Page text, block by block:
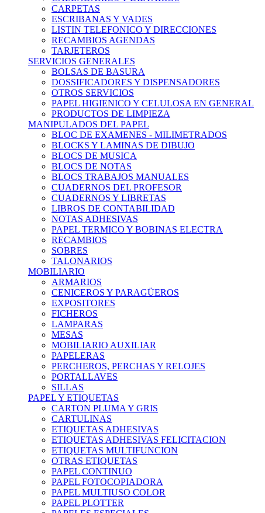
CARPETAS
ESCRIBANAS Y VADES
LISTIN TELEFONICO Y DIRECCIONES
RECAMBIOS AGENDAS
TARJETEROS
SERVICIOS GENERALES
BOLSAS DE BASURA
DOSSIFICADORES Y DISPENSADORES
OTROS SERVICIOS
PAPEL HIGIENICO Y CELULOSA EN GENERAL
PRODUCTOS DE LIMPIEZA
MANIPULADOS DEL PAPEL
BLOC DE EXAMENES - MILIMETRADOS
BLOCKS Y LAMINAS DE DIBUJO
BLOCS DE MUSICA
BLOCS DE NOTAS
BLOCS TRABAJOS MANUALES
CUADERNOS DEL PROFESOR
CUADERNOS Y LIBRETAS
LIBROS DE CONTABILIDAD
NOTAS ADHESIVAS
PAPEL TERMICO Y BOBINAS ELECTRA
RECAMBIOS
SOBRES
TALONARIOS
MOBILIARIO
ARMARIOS
CENICEROS Y PARAGÜEROS
EXPOSITORES
FICHEROS
LAMPARAS
MESAS
MOBILIARIO AUXILIAR
PAPELERAS
PERCHEROS, PERCHAS Y RELOJES
PORTALLAVES
SILLAS
PAPEL Y ETIQUETAS
CARTON PLUMA Y GRIS
CARTULINAS
ETIQUETAS ADHESIVAS
ETIQUETAS ADHESIVAS FELICITACION
ETIQUETAS MULTIFUNCION
OTRAS ETIQUETAS
PAPEL CONTINUO
PAPEL FOTOCOPIADORA
PAPEL MULTIUSO COLOR
PAPEL PLOTTER